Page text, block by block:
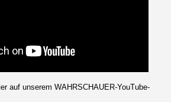
auf unserem WAHRSCHAUER-YouTube-